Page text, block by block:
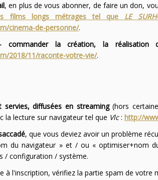
, en plus de vous abonner, de faire un don,
films longs métrages tel que LE
cinema-de-personne/.
- commander la création, la
2018/11/raconte-votre-vie/.
diffusées en streaming(hors
la lecture sur navigateur tel que Vlc: http://
, que vous deviez avoir un problème
du navigateur » et / ou « optimiser+nom
/ configuration / système.
à l'inscription, vérifiez la partie spam de votre